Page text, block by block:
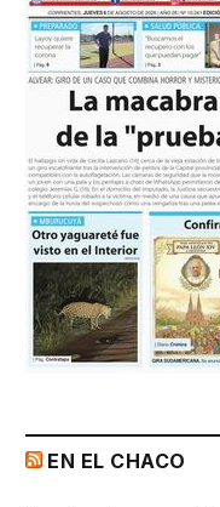
EN EL CHACO